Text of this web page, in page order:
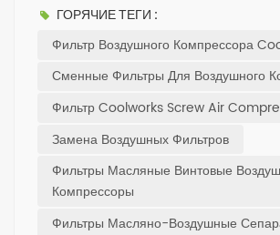
проверять и менять фильтр.Чтобы ваш
был в идеальном
масляный фильтр и воздушный фильтр
все типы моделей.Если у вас есть
фильтр использовать,Пожалуйста, не
ГОРЯЧИЕ ТЕГИ :
Фильтр Воздушного Компрессора
Сменные Фильтры Для Воздушного
Фильтр Coolworks Screw Air
Замена Воздушных Фильтров
Фильтры Масляные Винтовые
Компрессоры
Фильтры Масляно-Воздушные